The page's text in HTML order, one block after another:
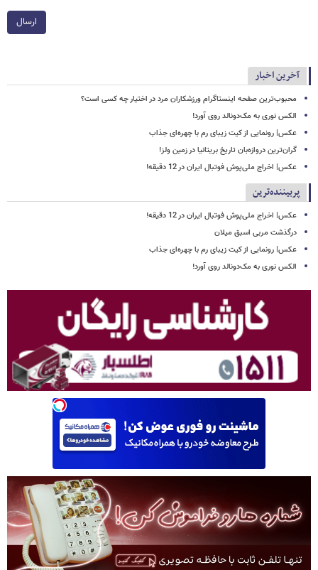
ارسال
آخرین اخبار
محبوب‌ترین صفحه اینستاگرام ورزشکاران مرد در اختیار چه کسی است؟
الکس نوری به مک‌دونالد روی آورد!
عکس| رونمایی از کیت زیبای رم با چهره‌ای جذاب
گران‌ترین دروازه‌بان تاریخ بریتانیا در زمین ولز!
عکس| اخراج ملی‌پوش فوتبال ایران در 12 دقیقه!
پربیننده‌ترین
عکس| اخراج ملی‌پوش فوتبال ایران در 12 دقیقه!
درگذشت مربی اسبق میلان
عکس| رونمایی از کیت زیبای رم با چهره‌ای جذاب
الکس نوری به مک‌دونالد روی آورد!